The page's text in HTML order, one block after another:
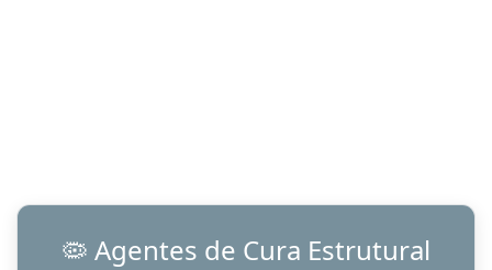
🦠 Agentes de Cura Estrutural